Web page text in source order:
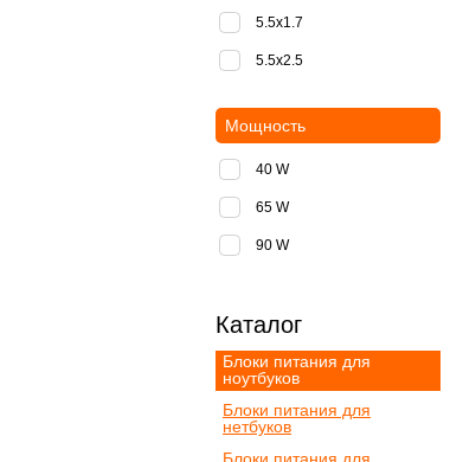
5.5x1.7
5.5x2.5
Мощность
40 W
65 W
90 W
Каталог
Блоки питания для
ноутбуков
Блоки питания для
нетбуков